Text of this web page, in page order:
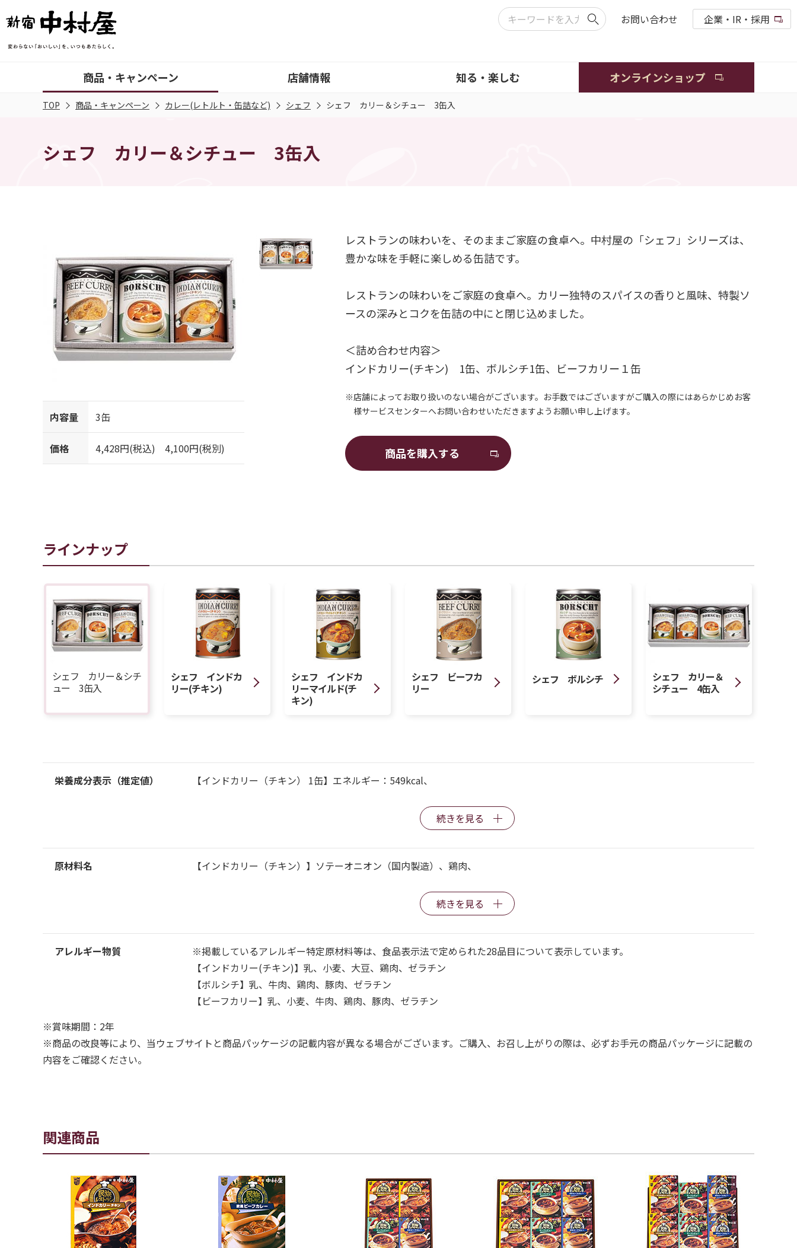
お問い合わせ 企業・IR・採用
商品・キャンペーン 店舗情報 知る・楽しむ オンラインショップ
TOP 商品・キャンペーン カレー(レトルト・缶詰など) シェフ シェフ カリー＆シチュー 3缶入
シェフ カリー＆シチュー 3缶入
内容量 3缶
価格 4,428円(税込) 4,100円(税別)
レストランの味わいを、そのままご家庭の食卓へ。中村屋の「シェフ」シリーズは、
豊かな味を手軽に楽しめる缶詰です。
レストランの味わいをご家庭の食卓へ。カリー独特のスパイスの香りと風味、特製ソ
ースの深みとコクを缶詰の中にと閉じ込めました。
＜詰め合わせ内容＞
インドカリー(チキン) 1缶、ボルシチ1缶、ビーフカリー１缶
※店舗によってお取り扱いのない場合がございます。お手数ではございますがご購入の際にはあらかじめお客
様サービスセンターへお問い合わせいただきますようお願い申し上げます。
商品を購入する
ラインナップ
シェフ カリー＆シチ
ュー 3缶入
シェフ インドカ
リー(チキン)
シェフ インドカ
リーマイルド(チ
キン)
シェフ ビーフカ
リー
シェフ ボルシチ
シェフ カリー＆
シチュー 4缶入
栄養成分表示（推定値） 【インドカリー（チキン） 1缶】エネルギー：549kcal、
続きを見る
原材料名 【インドカリー（チキン）】ソテーオニオン（国内製造）、鶏肉、
続きを見る
アレルギー物質
※掲載しているアレルギー特定原材料等は、食品表示法で定められた28品目について表示しています。
【インドカリー(チキン)】乳、小麦、大豆、鶏肉、ゼラチン
【ボルシチ】乳、牛肉、鶏肉、豚肉、ゼラチン
【ビーフカリー】乳、小麦、牛肉、鶏肉、豚肉、ゼラチン
※賞味期間：2年
※商品の改良等により、当ウェブサイトと商品パッケージの記載内容が異なる場合がございます。ご購入、お召し上がりの際は、必ずお手元の商品パッケージに記載の
内容をご確認ください。
関連商品